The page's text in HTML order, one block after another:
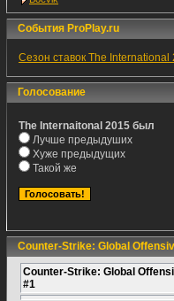
События ProPlay.ru
Сезон ставок The International
Голосование
The Internaitonal 2015 был
Лучше предыдуших
Хуже предыдущих
Такой же
Counter-Strike: Global
Counter-Strike: Global
#1